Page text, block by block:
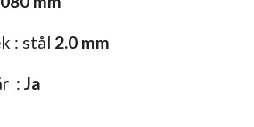
: stål 2.0 mm
: Ja